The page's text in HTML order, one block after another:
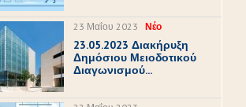
23 Μαΐου 2023 Νέο
23.05.2023 Διακήρυξη
Δημόσιου Μειοδοτικού
Διαγωνισμού...